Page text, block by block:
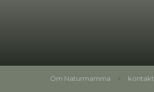
Om Naturmamma kontakt